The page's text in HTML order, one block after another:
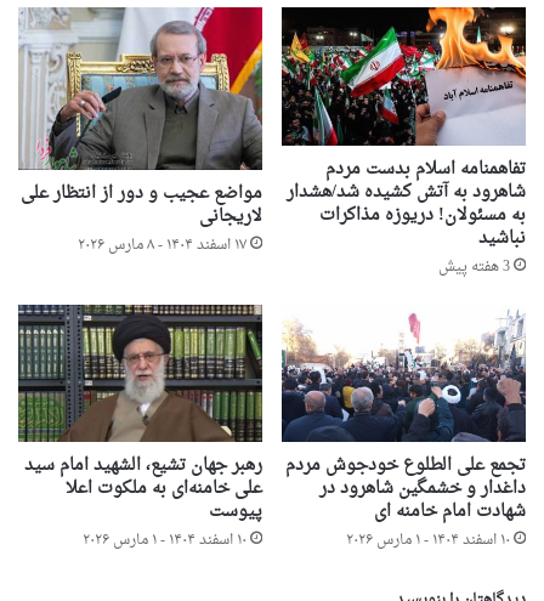
تفاهمنامه اسلام بدست مردم
شاهرود به آتش کشیده شد/هشدار
به مسئولان! دریوزه مذاکرات
نباشید
3 هفته پیش
مواضع عجیب و دور از انتظار علی
لاریجانی
۱۷ اسفند ۱۴۰۴ - ۸ مارس ۲۰۲۶
تجمع علی الطلوع خودجوش مردم
داغدار و خشمگین شاهرود در
شهادت امام خامنه ای
۱۰ اسفند ۱۴۰۴ - ۱ مارس ۲۰۲۶
رهبر جهان تشیع، الشهید امام سید
علی خامنه‌ای به ملکوت اعلا
پیوست
۱۰ اسفند ۱۴۰۴ - ۱ مارس ۲۰۲۶